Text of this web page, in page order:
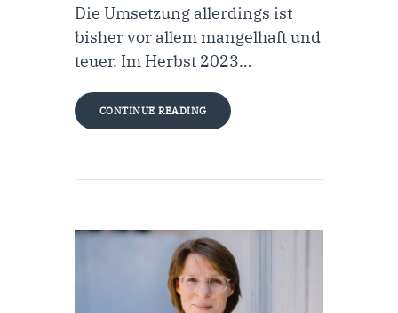
Die Umsetzung allerdings ist
bisher vor allem mangelhaft und
teuer. Im Herbst 2023…
CONTINUE READING